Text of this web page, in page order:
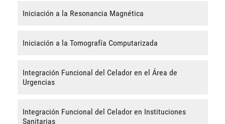
Iniciación a la Resonancia Magnética
Iniciación a la Tomografía Computarizada
Integración Funcional del Celador en el Área de
Urgencias
Integración Funcional del Celador en Instituciones
Sanitarias